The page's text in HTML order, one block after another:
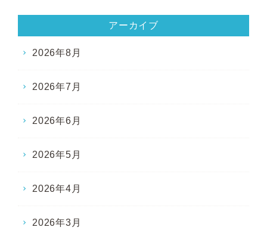
アーカイブ
2026年8月
2026年7月
2026年6月
2026年5月
2026年4月
2026年3月